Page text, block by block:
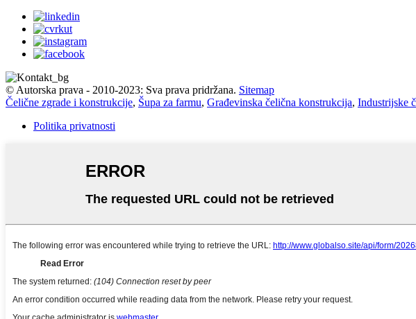
© Autorska prava - 2010-2023: Sva prava pridržana. Sitemap
Čelične zgrade i konstrukcije, Šupa za farmu, Građevinska čelična konstrukcija, Industrijske
Politika privatnosti